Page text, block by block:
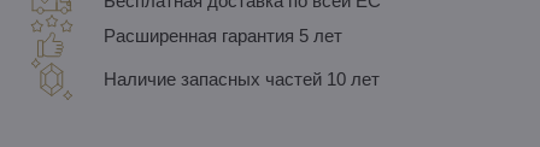
Расширенная гарантия 5 лет
Наличие запасных частей 10 лет